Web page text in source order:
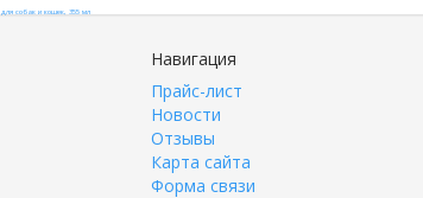
Навигация
Прайс-лист
Новости
Отзывы
Карта сайта
Форма связи